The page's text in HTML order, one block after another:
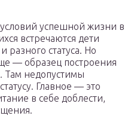
успешной жизни в
встречаются дети
разного статуса. Но
— образец построения
недопустимы
Главное — это
в себе доблести,